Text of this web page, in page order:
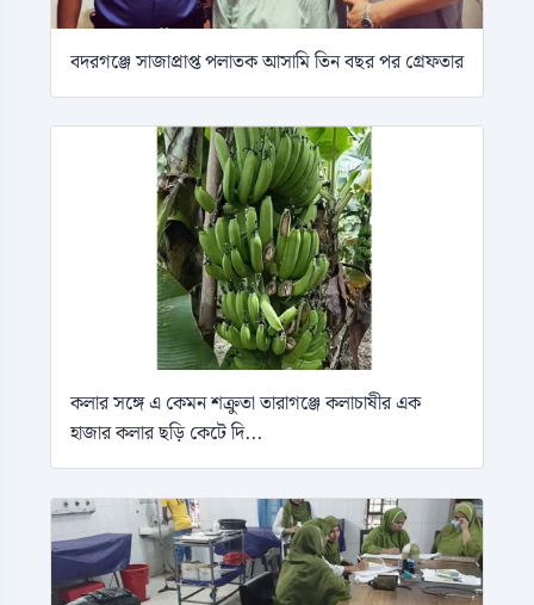
বদরগঞ্জে সাজাপ্রাপ্ত পলাতক আসামি তিন বছর পর গ্রেফতার
কলার সঙ্গে এ কেমন শক্রুতা তারাগঞ্জে কলাচাষীর এক
হাজার কলার ছড়ি কেটে দি...